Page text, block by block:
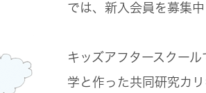
では、新入会員を募集
キッズアフタースクー
学と作った共同研究カ